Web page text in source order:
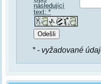
následující
text: *
* - vyžadované